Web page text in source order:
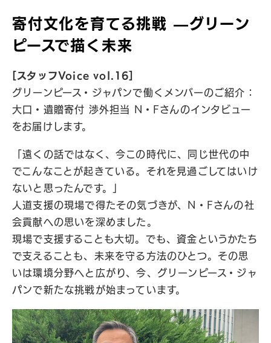
寄付文化を育てる挑戦 —グリーン
ピースで描く未来
[スタッフVoice vol.16]
グリーンピース・ジャパンで働くメンバーのご紹介：
大口・遺贈寄付 渉外担当 N・Fさんのインタビュー
をお届けします。
「遠くの話ではなく、今この時代に、同じ世代の中
でこんなことが起きている。それを見過ごしてはいけ
ないと思ったんです。」
人道支援の現場で得たその気づきが、N・Fさんの社
会貢献への思いを深めました。
現場で支援することも大切。でも、資金というかたち
で支えることも、未来を守る方法のひとつ。その思
いは環境分野へと広がり、今、グリーンピース・ジャ
パンで新たな挑戦が始まっています。